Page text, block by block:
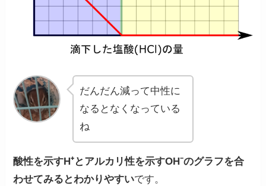
だんだん減って中性に
なるとなくなっている
ね
酸性を示すH⁺とアルカリ性を示すOH⁻のグラフを合
わせてみるとわかりやすいです。